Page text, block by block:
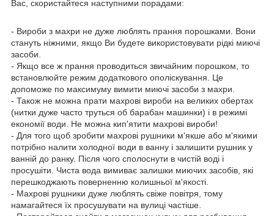
Вас, скористайтеся наступними порадами:
- Вироби з махри не дуже люблять прання порошками. Вони
стануть ніжними, якщо Ви будете використовувати рідкі миючі
засоби.
- Якщо все ж прання проводиться звичайним порошком, то
встановлюйте режим додаткового ополіскування. Це
допоможе по максимуму вимити миючі засоби з махри.
- Також не можна прати махрові вироби на великих обертах
(нитки дуже часто труться об барабан машинки) і в режимі
економії води. Не можна кип'ятити махрові вироби!
- Для того щоб зробити махрові рушники м'якше або м'якими
потрібно налити холодної води в ванну і залишити рушник у
ванній до ранку. Після чого сполоснути в чистій воді і
просушіти. Чиста вода вимиває залишки миючих засобів, які
перешкоджають поверненню колишньої м'якості.
- Махрові рушники дуже люблять свіже повітря, тому
намагайтеся їх просушувати на вулиці частіше.